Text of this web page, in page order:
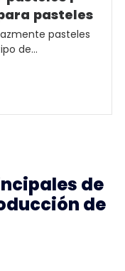
pasteles
pasteles
de...
de
de